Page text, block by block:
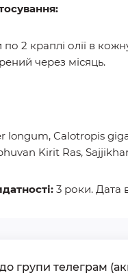
по 2 краплі олії в
через місяць.
longum, Calotropis
Kirit Ras,
3 роки. Дата
групи телеграм